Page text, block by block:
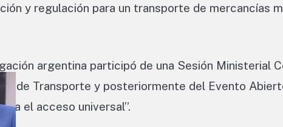
y regulación para un transporte de mercancías
argentina participó de una Sesión Ministerial
de Transporte y posteriormente del Evento
el acceso universal”.